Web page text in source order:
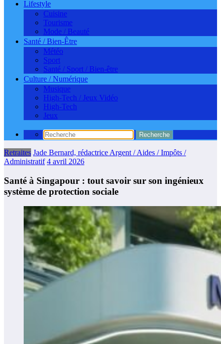
Lifestyle
Cuisine
Tourisme
Mode / Beauté
Santé / Bien-Être
Météo
Sport
Santé / Sport / Bien-être
Culture / Numérique
Musique
High-Tech / Jeux Vidéo
High-Tech
Jeux
Retraites Jade Bernard, rédactrice Argent / Aides / Impôts /
Administratif 4 avril 2026
Santé à Singapour : tout savoir sur son ingénieux
système de protection sociale